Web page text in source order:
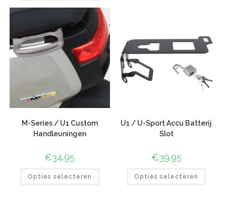
waardering
M-Series / U1 Custom
Handleuningen
€34.95
Opties selecteren
U1 / U-Sport Accu Batterij
Slot
€39.95
Opties selecteren